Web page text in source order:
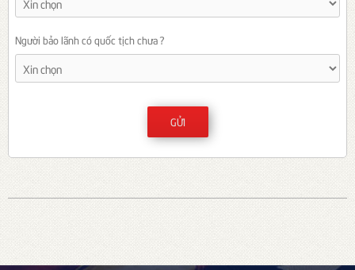
Người bảo lãnh có quốc tịch chưa ?
GỬI